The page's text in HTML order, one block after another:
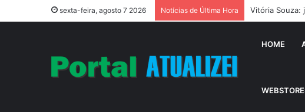
sexta-feira, agosto 7 2026 Notícias de Última Hora Vitória Souza:
HOME